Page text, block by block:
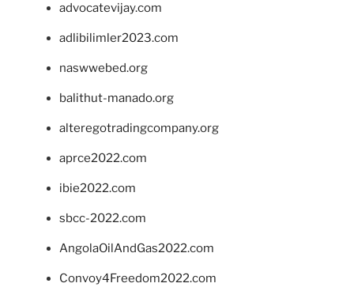
advocatevijay.com
adlibilimler2023.com
naswwebed.org
balithut-manado.org
alteregotradingcompany.org
aprce2022.com
ibie2022.com
sbcc-2022.com
AngolaOilAndGas2022.com
Convoy4Freedom2022.com